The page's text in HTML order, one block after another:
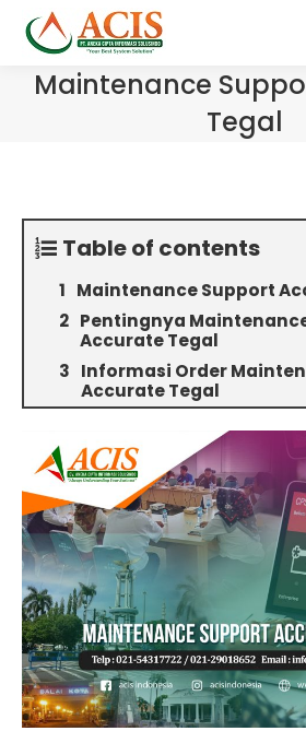
Maintenance
Tegal
Table of contents
Maintenance Support
Pentingnya
Accurate Tegal
Informasi Order
Accurate Tegal